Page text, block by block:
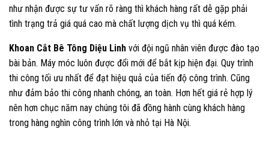
như nhận được sự tư vấn rõ ràng thì khách hàng rất dễ gặp phải
tình trạng trả giá quá cao mà chất lượng dịch vụ thì quá kém.
Khoan Cắt Bê Tông Diệu Linh với đội ngũ nhân viên được đào tạo
bài bản. Máy móc luôn được đổi mới để bắt kịp hiện đại. Quy trình
thi công tối ưu nhất để đạt hiệu quả của tiến độ công trình. Cũng
như đảm bảo thi công nhanh chóng, an toàn. Hơn hết giá rẻ hợp lý
nên hơn chục năm nay chúng tôi đã đồng hành cùng khách hàng
trong hàng nghìn công trình lớn và nhỏ tại Hà Nội.